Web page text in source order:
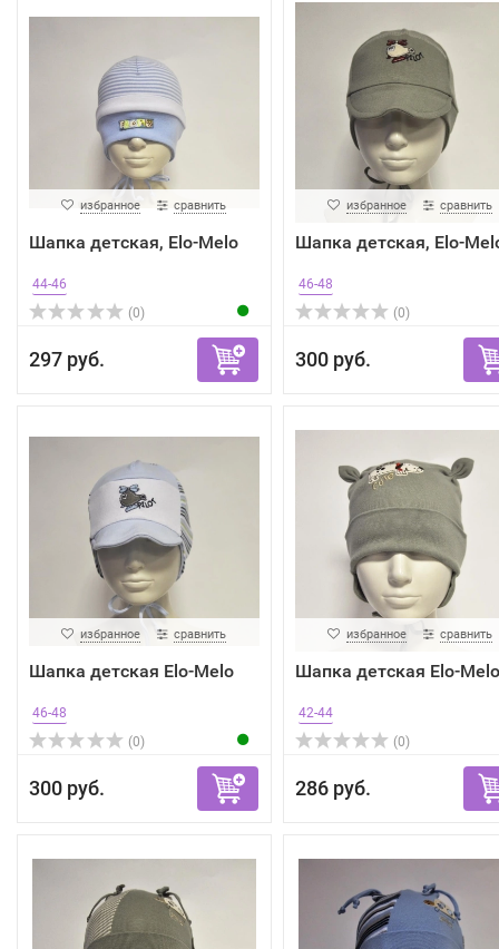
избранное сравнить
Шапка детская, Elo-Melo
44-46
(0)
297 руб.
избранное сравнить
Шапка детская, Elo-
46-48
(0)
300 руб.
избранное сравнить
Шапка детская Elo-Melo
46-48
(0)
300 руб.
избранное сравнить
Шапка детская Elo-Melo
42-44
(0)
286 руб.